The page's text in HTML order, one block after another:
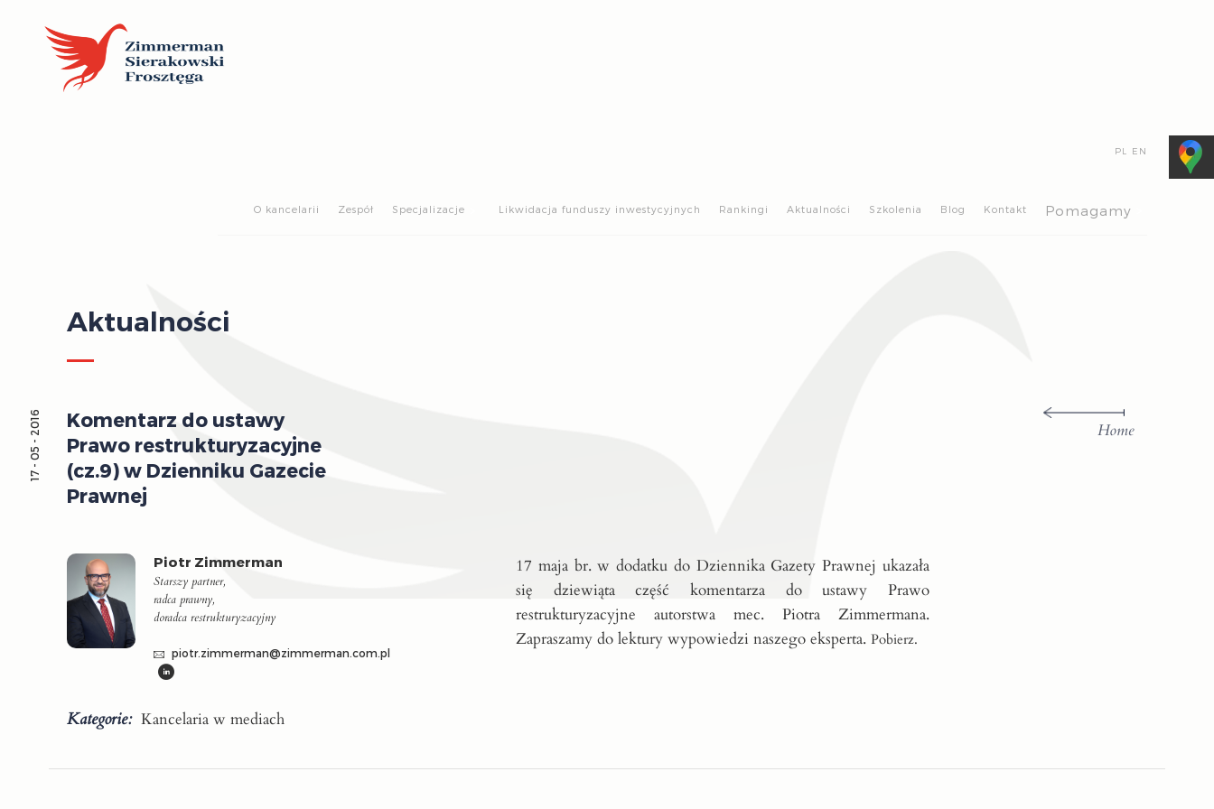
PL EN
O kancelarii Zespół Specjalizacje Likwidacja funduszy inwestycyjnych Rankingi Aktualności Szkolenia Blog Kontakt Pomagamy
Aktualności
Home
Komentarz do ustawy
Prawo restrukturyzacyjne
(cz.9) w Dzienniku Gazecie
Prawnej
17 - 05 - 2016
Piotr Zimmerman
Starszy partner,
radca prawny,
doradca restrukturyzacyjny
piotr.zimmerman@zimmerman.com.pl
Kategorie: Kancelaria w mediach
17 maja br. w dodatku do Dziennika Gazety Prawnej ukazała
się dziewiąta część komentarza do ustawy Prawo
restrukturyzacyjne autorstwa mec. Piotra Zimmermana.
Zapraszamy do lektury wypowiedzi naszego eksperta.Pobierz.